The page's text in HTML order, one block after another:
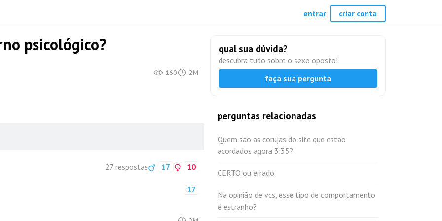
psicológico?
160 2M
27 respostas 17 10
17
qual sua dúvida?
descubra tudo sobre o sexo oposto!
faça sua pergunta
perguntas relacionadas
Quem são as corujas do site que estão
acordados agora 3:35?
CERTO ou errado
Na opinião de vcs, esse tipo de comportamento
é estranho?
entrar criar conta